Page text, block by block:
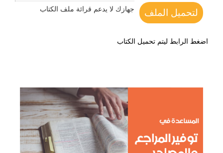
لتحميل الملف جهازك لا يدعم قرائة ملف الكتاب
اضغط الرابط ليتم تحميل الكتاب